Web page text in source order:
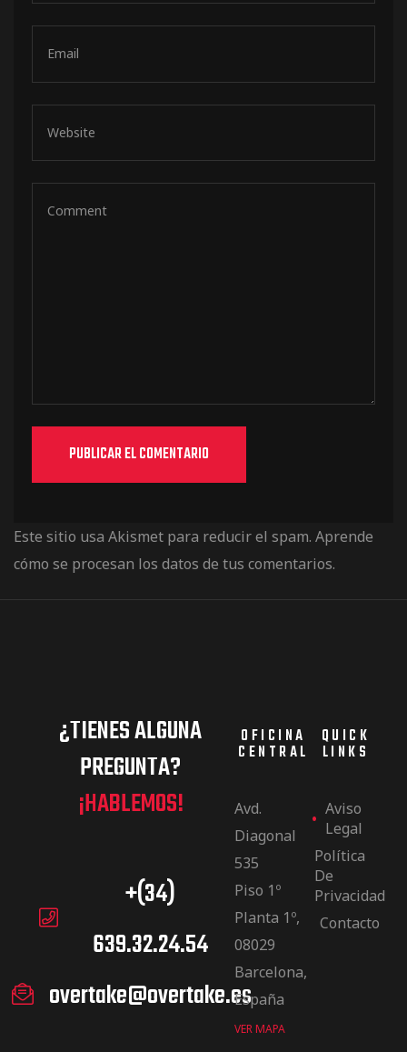
Este sitio usa Akismet para reducir el spam. Aprende
cómo se procesan los datos de tus comentarios.
¿TIENES ALGUNA
PREGUNTA?
¡HABLEMOS!
+(34)
639.32.24.54
overtake@overtake.es
OFICINA
CENTRAL
Avd.
Diagonal
535
Piso 1º
Planta 1º,
08029
Barcelona,
España
VER MAPA
QUICK
LINKS
Aviso
Legal
Política
De
Privacidad
Contacto